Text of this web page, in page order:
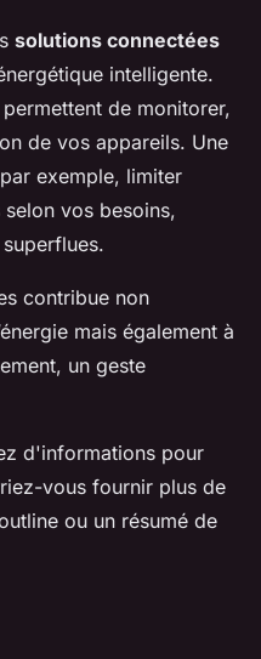
solutions connectées
intelligente.
de monitorer,
de vos appareils. Une
exemple, limiter
selon vos besoins,
contribue non
mais également à
un geste
d'informations pour
vous fournir plus de
ou un résumé de